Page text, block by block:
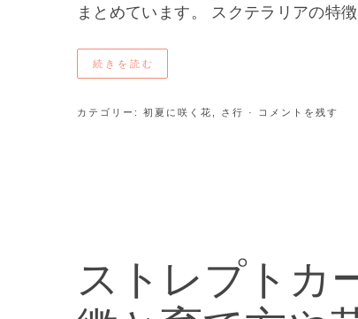
まとめています。 スクテラリアの特
続きを読む
カテゴリー: 初夏に咲く花 さ行 · コメントを残す
ストレプトカ